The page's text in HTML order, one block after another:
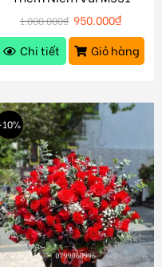
1.000.000₫ 950.000₫
Chi tiết
Giỏ hàng